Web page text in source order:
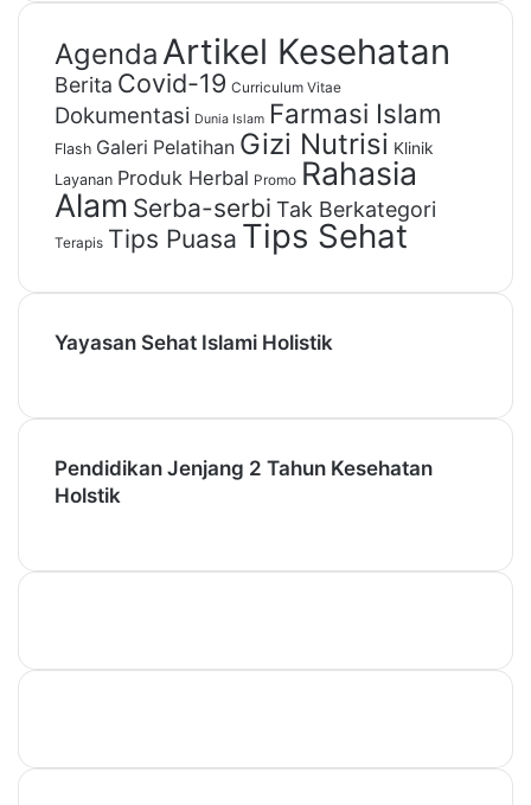
Agenda Artikel Kesehatan
Berita Covid-19 Curriculum Vitae
Dokumentasi Dunia Islam Farmasi Islam
Flash Galeri Pelatihan Gizi Nutrisi Klinik
Layanan Produk Herbal Promo Rahasia
Alam Serba-serbi Tak Berkategori
Terapis Tips Puasa Tips Sehat
Yayasan Sehat Islami Holistik
Pendidikan Jenjang 2 Tahun Kesehatan
Holstik